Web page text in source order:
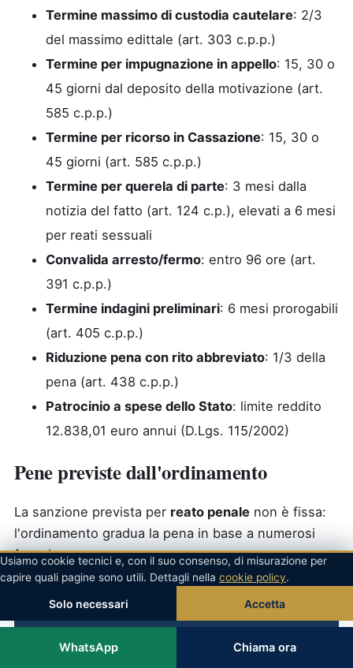
Termine massimo di custodia cautelare: 2/3
del massimo edittale (art. 303 c.p.p.)
Termine per impugnazione in appello: 15, 30 o
45 giorni dal deposito della motivazione (art.
585 c.p.p.)
Termine per ricorso in Cassazione: 15, 30 o
45 giorni (art. 585 c.p.p.)
Termine per querela di parte: 3 mesi dalla
notizia del fatto (art. 124 c.p.), elevati a 6 mesi
per reati sessuali
Convalida arresto/fermo: entro 96 ore (art.
391 c.p.p.)
Termine indagini preliminari: 6 mesi prorogabili
(art. 405 c.p.p.)
Riduzione pena con rito abbreviato: 1/3 della
pena (art. 438 c.p.p.)
Patrocinio a spese dello Stato: limite reddito
12.838,01 euro annui (D.Lgs. 115/2002)
Pene previste dall'ordinamento
La sanzione prevista per reato penale non è fissa:
l'ordinamento gradua la pena in base a numerosi
fattori.
Fattispecie Norma
reato penaleWhatsApp Chiama ora
Usiamo cookie tecnici e, con il suo consenso, di misurazione per
capire quali pagine sono utili. Dettagli nella cookie policy.
Solo necessari Accetta